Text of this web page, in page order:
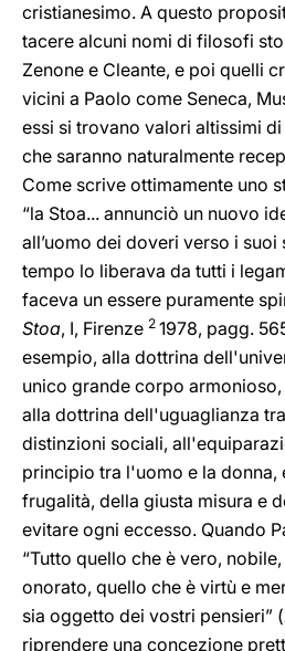
cristianesimo. A questo
tacere alcuni nomi di filosofi
Zenone e Cleante, e poi quelli
vicini a Paolo come Seneca,
essi si trovano valori altissimi
che saranno naturalmente
Come scrive ottimamente uno
“la Stoa... annunciò un nuovo
all’uomo dei doveri verso i suoi
tempo lo liberava da tutti i
faceva un essere puramente
Stoa, I, Firenze 2 1978, pagg.
esempio, alla dottrina
unico grande corpo
alla dottrina dell'uguaglianza
distinzioni sociali,
principio tra l'uomo e la donna,
frugalità, della giusta misura e
evitare ogni eccesso. Quando
“Tutto quello che è vero,
onorato, quello che è virtù e
sia oggetto dei vostri pensieri” (
riprendere una concezione